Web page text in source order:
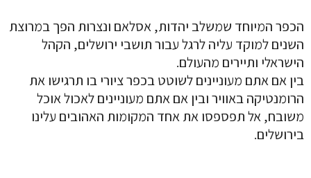
הכפר המיוחד שמשלב יהדות, אסלאם ונצרות הפך במרוצת
השנים למוקד עליה לרגל עבור תושבי ירושלים, הקהל
הישראלי ותיירים מהעולם.
בין אם אתם מעוניינים לשוטט בכפר ציורי בו תרגישו את
הרומנטיקה באוויר ובין אם אתם מעוניינים לאכול אוכל
משובח, אל תפספסו את אחד המקומות האהובים עלינו
בירושלים.